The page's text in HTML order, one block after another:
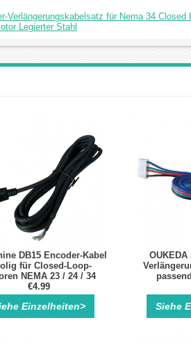
Verlängerungskabelsatz für Nema 34 Closed
Legierter Stahl
DB15 Encoder-Kabel
für Closed-Loop-
NEMA 23 / 24 / 34
€4.99
Einzelheiten> Siehe